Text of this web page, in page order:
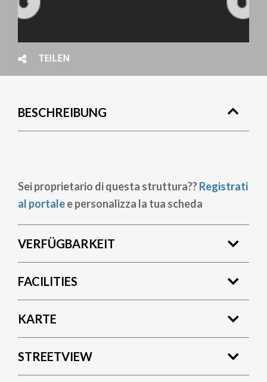
TEILEN
BESCHREIBUNG
Sei proprietario di questa struttura??Registrati
al portalee personalizza la tua scheda
VERFÜGBARKEIT
FACILITIES
KARTE
STREETVIEW